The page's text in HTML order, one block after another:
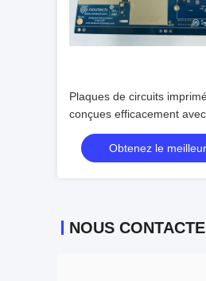
Plaques de circuits
conçues efficacement avec
d'immersion en or et
Obtenez le
NOUS